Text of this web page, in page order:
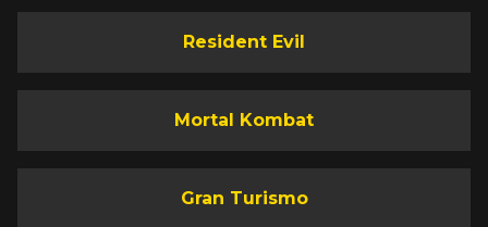
Resident Evil
Mortal Kombat
Gran Turismo